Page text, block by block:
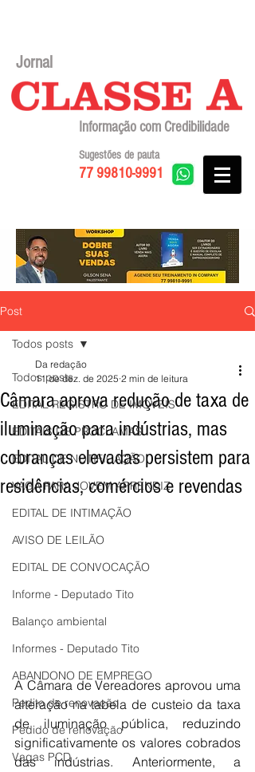
Jornal
Informação com Credibilidade
77 99810-9991
Sugestões de pauta
Post
Todos posts
EDITAL REGISTRO DE IMÓVEIS
EDITAIS DE PROCLAMAS
EDITAL DE NOTIFICAÇÃO
VAGA PARA JOVEM APRENDIZ
EDITAL DE INTIMAÇÃO
AVISO DE LEILÃO
EDITAL DE CONVOCAÇÃO
Informe - Deputado Tito
Balanço ambiental
Informes - Deputado Tito
ABANDONO DE EMPREGO
Pedito de renovação
Pedido de renovação
Vagas PCD
Todos posts
Câmara aprova redução de taxa de
iluminação para indústrias, mas
cobranças elevadas persistem para
residências, comércios e revendas
Da redação
11 de dez. de 2025 2 min de leitura
A Câmara de Vereadores aprovou uma
alteração na tabela de custeio da taxa
de iluminação pública, reduzindo
significativamente os valores cobrados
das indústrias. Anteriormente, a